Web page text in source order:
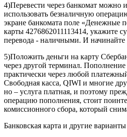
4)Перевести через банкомат можно
использовать безналичную
экране банкомата поле «Денежные
карты 4276862011113414, укажите
перевода - наличными. И начинайте
5)Положить деньги на карту
через другой терминал.
практически через любой
Свободная касса, QIWI и многие
но – услуга платная, и поэтому
операцию пополнения, стоит
комиссионного сбора, который
Банковская карта и другие